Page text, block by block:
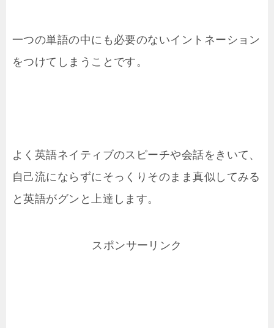
一つの単語の中にも必要のないイントネーション
をつけてしまうことです。
よく英語ネイティブのスピーチや会話をきいて、
自己流にならずにそっくりそのまま真似してみる
と英語がグンと上達します。
スポンサーリンク